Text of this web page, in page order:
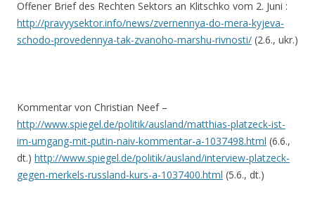
Offener Brief des Rechten Sektors an Klitschko vom 2. Juni :
http://pravyysektor.info/news/zvernennya-do-mera-kyjeva-
schodo-provedennya-tak-zvanoho-marshu-rivnosti/ (2.6., ukr.)
Kommentar von Christian Neef –
http://www.spiegel.de/politik/ausland/matthias-platzeck-ist-
im-umgang-mit-putin-naiv-kommentar-a-1037498.html (6.6.,
dt.) http://www.spiegel.de/politik/ausland/interview-platzeck-
gegen-merkels-russland-kurs-a-1037400.html (5.6., dt.)